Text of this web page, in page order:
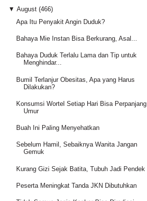
▼ August (466)
Apa Itu Penyakit Angin Duduk?
Bahaya Mie Instan Bisa Berkurang, Asal...
Bahaya Duduk Terlalu Lama dan Tip untuk
Menghindar...
Bumil Terlanjur Obesitas, Apa yang Harus
Dilakukan?
Konsumsi Wortel Setiap Hari Bisa Perpanjang
Umur
Buah Ini Paling Menyehatkan
Sebelum Hamil, Sebaiknya Wanita Jangan
Gemuk
Kurang Gizi Sejak Batita, Tubuh Jadi Pendek
Peserta Meningkat Tanda JKN Dibutuhkan